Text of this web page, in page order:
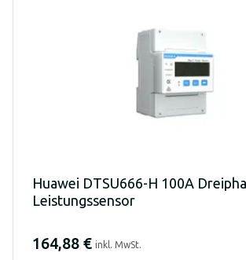
Huawei DTSU666-H 100A
Leistungssensor
164,88 € inkl. MwSt.